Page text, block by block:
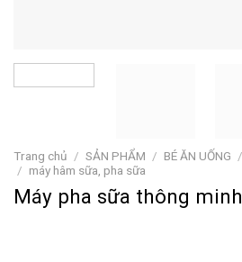
Trang chủ / SẢN PHẨM / BÉ ĂN UỐNG /
/ máy hâm sữa, pha sữa
Máy pha sữa thông